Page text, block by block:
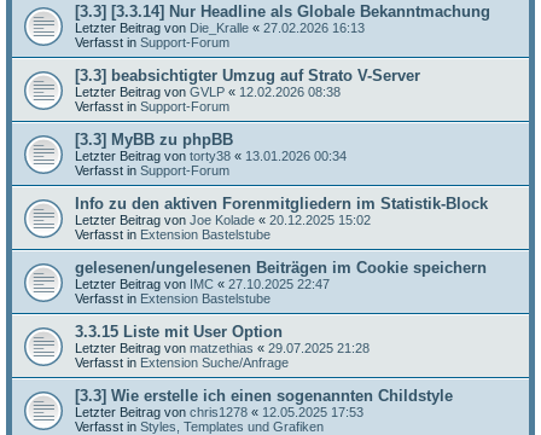
[3.3] [3.3.14] Nur Headline als Globale Bekanntmachung
Letzter Beitrag von Die_Kralle « 27.02.2026 16:13
Verfasst in Support-Forum
[3.3] beabsichtigter Umzug auf Strato V-Server
Letzter Beitrag von GVLP « 12.02.2026 08:38
Verfasst in Support-Forum
[3.3] MyBB zu phpBB
Letzter Beitrag von torty38 « 13.01.2026 00:34
Verfasst in Support-Forum
Info zu den aktiven Forenmitgliedern im Statistik-Block
Letzter Beitrag von Joe Kolade « 20.12.2025 15:02
Verfasst in Extension Bastelstube
gelesenen/ungelesenen Beiträgen im Cookie speichern
Letzter Beitrag von IMC « 27.10.2025 22:47
Verfasst in Extension Bastelstube
3.3.15 Liste mit User Option
Letzter Beitrag von matzethias « 29.07.2025 21:28
Verfasst in Extension Suche/Anfrage
[3.3] Wie erstelle ich einen sogenannten Childstyle
Letzter Beitrag von chris1278 « 12.05.2025 17:53
Verfasst in Styles, Templates und Grafiken